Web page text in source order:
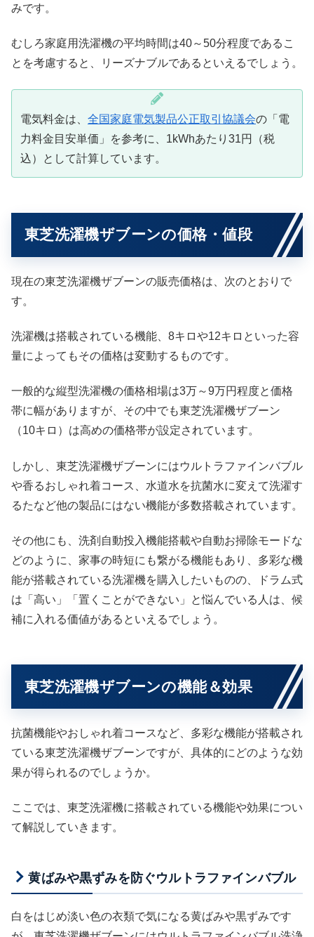
みです。
むしろ家庭用洗濯機の平均時間は40～50分程度であるこ
とを考慮すると、リーズナブルであるといえるでしょう。
電気料金は、 全国家庭電気製品公正取引協議会の「電
力料金目安単価」を参考に、1kWhあたり31円（税
込）として計算しています。
東芝洗濯機ザブーンの価格・値段
現在の東芝洗濯機ザブーンの販売価格は、次のとおりで
す。
洗濯機は搭載されている機能、8キロや12キロといった容
量によってもその価格は変動するものです。
一般的な縦型洗濯機の価格相場は3万～9万円程度と価格
帯に幅がありますが、その中でも東芝洗濯機ザブーン
（10キロ）は高めの価格帯が設定されています。
しかし、東芝洗濯機ザブーンにはウルトラファインバブル
や香るおしゃれ着コース、水道水を抗菌水に変えて洗濯す
るたなど他の製品にはない機能が多数搭載されています。
その他にも、洗剤自動投入機能搭載や自動お掃除モードな
どのように、家事の時短にも繋がる機能もあり、多彩な機
能が搭載されている洗濯機を購入したいものの、ドラム式
は「高い」「置くことができない」と悩んでいる人は、候
補に入れる価値があるといえるでしょう。
東芝洗濯機ザブーンの機能＆効果
抗菌機能やおしゃれ着コースなど、多彩な機能が搭載され
ている東芝洗濯機ザブーンですが、具体的にどのような効
果が得られるのでしょうか。
ここでは、東芝洗濯機に搭載されている機能や効果につい
て解説していきます。
黄ばみや黒ずみを防ぐウルトラファインバブル
白をはじめ淡い色の衣類で気になる黄ばみや黒ずみです